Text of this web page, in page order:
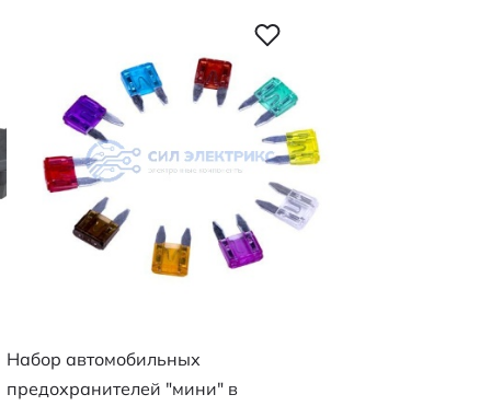
Набор автомобильных
предохранителей "мини" в